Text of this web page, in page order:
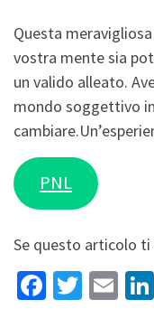
Questa
vostra mente sia
un valido alleato.
mondo soggettivo
PNL
Se questo articolo
Fa T
E